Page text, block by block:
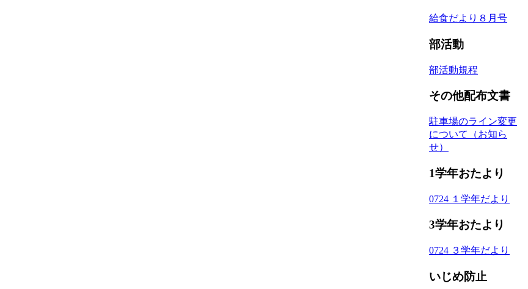
給食だより８月号
部活動
部活動規程
その他配布文書
駐車場のライン変更
について（お知ら
せ）
1学年おたより
0724 １学年だより
3学年おたより
0724 ３学年だより
いじめ防止